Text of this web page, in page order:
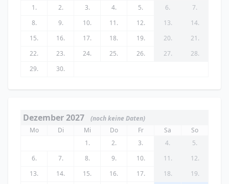
1.
2. 3. 4. 5. 6.
7.
8.
9. 10. 11. 12. 13.
14.
15.
16. 17. 18. 19. 20.
21.
22.
23. 24. 25. 26. 27.
28.
29.
30.
Dezember 2027
(noch keine Daten)
Mo
Di Mi Do Fr Sa
So
1.
2. 3. 4.
5.
6.
7. 8. 9. 10. 11.
12.
13.
14. 15. 16. 17. 18.
19.